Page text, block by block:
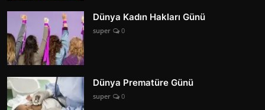
Dünya Kadın Hakları Günü
super 0
Dünya Prematüre Günü
super 0